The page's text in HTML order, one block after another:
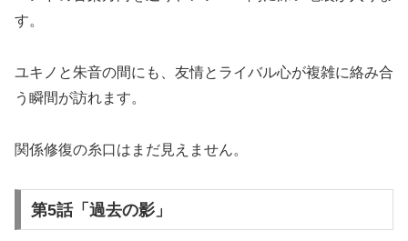
す。
ユキノと朱音の間にも、友情とライバル心が複雑に絡み合
う瞬間が訪れます。
関係修復の糸口はまだ見えません。
第5話「過去の影」